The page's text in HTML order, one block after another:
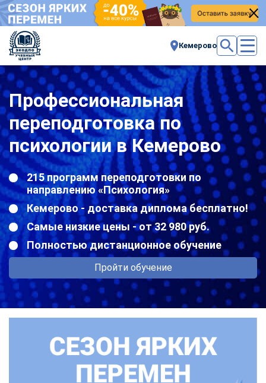
Кемерово
Профессиональная
переподготовка по
психологии в Кемерово
215 программ переподготовки по
направлению «Психология»
Кемерово - доставка диплома бесплатно!
Самые низкие цены - от 32 980 руб.
Полностью дистанционное обучение
Пройти обучение